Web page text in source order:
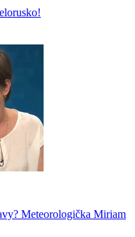
Meteorologička Miriam